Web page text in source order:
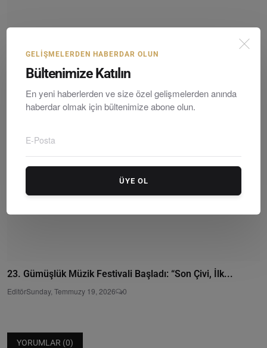
Friday, Eylültember 5, 2025 0
23. Gümüşlük Müzik Festivali Başladı: “Son Çivi, İlk...
EditörSunday, Temmuzy 19, 2026 0
YORUMLAR (0)
GELIŞMELERDEN HABERDAR OLUN
Bültenimize Katılın
En yeni haberlerden ve size özel gelişmelerden anında
haberdar olmak için bültenimize abone olun.
ÜYE OL